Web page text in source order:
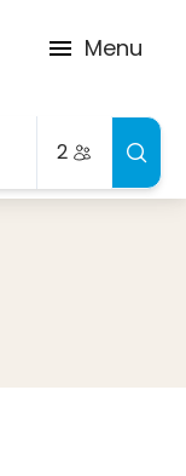
Menu
2